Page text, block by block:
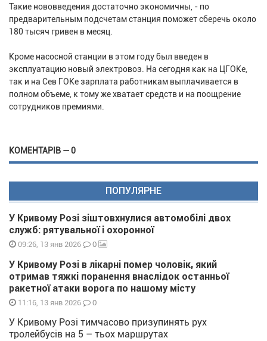
Такие нововведения достаточно экономичны, - по
предварительным подсчетам станция поможет сберечь около
180 тысяч гривен в месяц.
Кроме насосной станции в этом году был введен в
эксплуатацию новый электровоз. На сегодня как на ЦГОКе,
так и на Сев ГОКе зарплата работникам выплачивается в
полном объеме, к тому же хватает средств и на поощрение
сотрудников премиями.
КОМЕНТАРІВ — 0
ПОПУЛЯРНЕ
У Кривому Розі зіштовхнулися автомобілі двох
служб: рятувальної і охоронної
09:26, 13 янв 2026 0
У Кривому Розі в лікарні помер чоловік, який
отримав тяжкі поранення внаслідок останньої
ракетної атаки ворога по нашому місту
11:16, 13 янв 2026 0
У Кривому Розі тимчасово призупинять рух
тролейбусів на 5 – тьох маршрутах